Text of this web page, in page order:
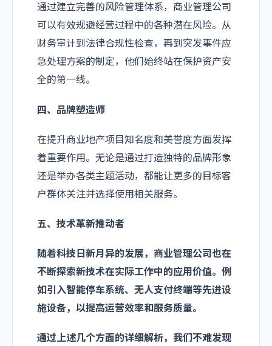
通过建立完善的风险管理体系，商业管理公司
可以有效规避经营过程中的各种潜在风险。从
财务审计到法律合规性检查，再到突发事件应
急处理方案的制定，他们始终站在保护资产安
全的第一线。
四、品牌塑造师
在提升商业地产项目知名度和美誉度方面发挥
着重要作用。无论是通过打造独特的品牌形象
还是举办各类主题活动，都能让更多的目标客
户群体关注并选择使用相关服务。
五、技术革新推动者
随着科技日新月异的发展，商业管理公司也在
不断探索新技术在实际工作中的应用价值。例
如引入智能停车系统、无人支付终端等先进设
施设备，以提高运营效率和服务质量。
通过上述几个方面的详细解析，我们不难发现